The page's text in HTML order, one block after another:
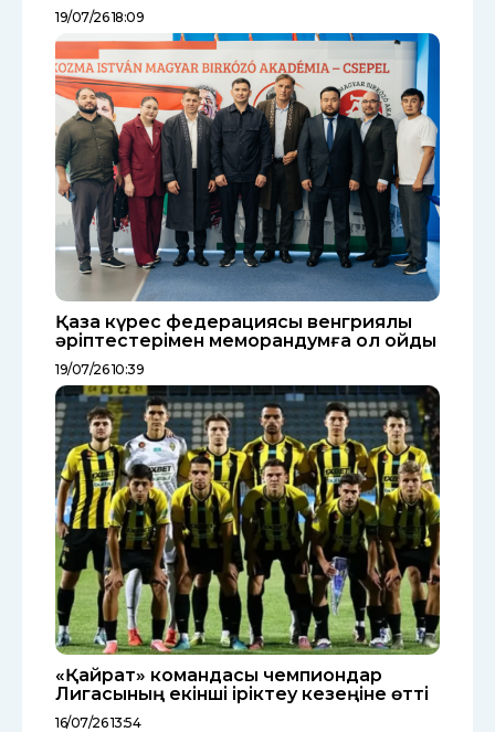
19/07/26 18:09
Қазақ күрес федерациясы венгриялық
әріптестерімен меморандумға қол қойды
19/07/26 10:39
«Қайрат» командасы чемпиондар
Лигасының екінші іріктеу кезеңіне өтті
16/07/26 13:54